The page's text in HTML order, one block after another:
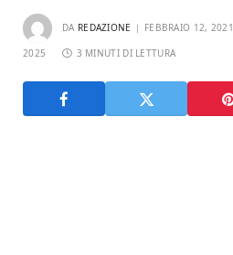
DA REDAZIONE FEBBRAIO 12, 2021
2025 3 MINUTI DI LETTURA